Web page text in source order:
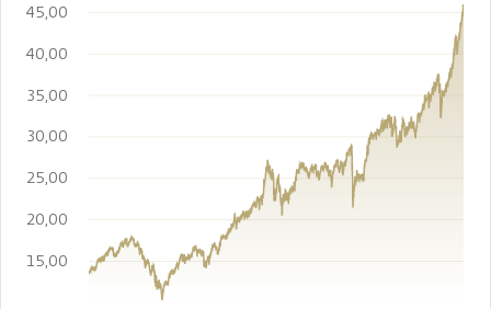
15,00
20,00
25,00
30,00
35,00
40,00
45,00